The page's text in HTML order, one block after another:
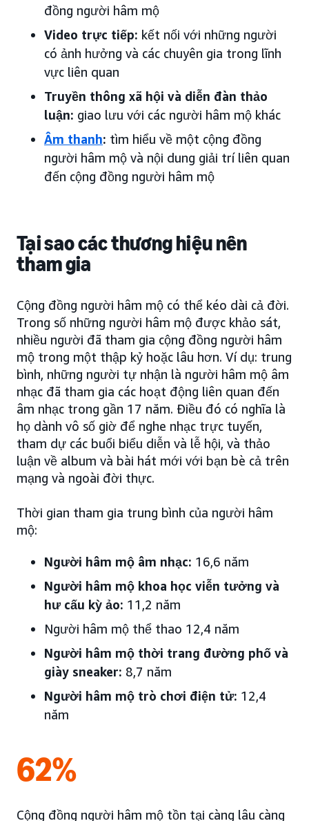
đồng người hâm mộ
Video trực tiếp: kết nối với những người
có ảnh hưởng và các chuyên gia trong lĩnh
vực liên quan
Truyền thông xã hội và diễn đàn thảo
luận: giao lưu với các người hâm mộ khác
Âm thanh: tìm hiểu về một cộng đồng
người hâm mộ và nội dung giải trí liên quan
đến cộng đồng người hâm mộ
Tại sao các thương hiệu nên
tham gia
Cộng đồng người hâm mộ có thể kéo dài cả đời.
Trong số những người hâm mộ được khảo sát,
nhiều người đã tham gia cộng đồng người hâm
mộ trong một thập kỷ hoặc lâu hơn. Ví dụ: trung
bình, những người tự nhận là người hâm mộ âm
nhạc đã tham gia các hoạt động liên quan đến
âm nhạc trong gần 17 năm. Điều đó có nghĩa là
họ dành vô số giờ để nghe nhạc trực tuyến,
tham dự các buổi biểu diễn và lễ hội, và thảo
luận về album và bài hát mới với bạn bè cả trên
mạng và ngoài đời thực.
Thời gian tham gia trung bình của người hâm
mộ:
Người hâm mộ âm nhạc: 16,6 năm
Người hâm mộ khoa học viễn tưởng và
hư cấu kỳ ảo: 11,2 năm
Người hâm mộ thể thao 12,4 năm
Người hâm mộ thời trang đường phố và
giày sneaker: 8,7 năm
Người hâm mộ trò chơi điện tử: 12,4
năm
62%
Cộng đồng người hâm mộ tồn tại càng lâu càng